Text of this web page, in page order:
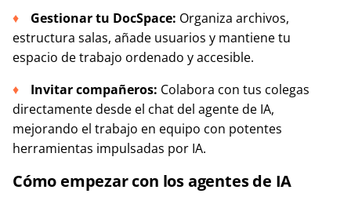
Gestionar tu DocSpace: Organiza archivos,
estructura salas, añade usuarios y mantiene tu
espacio de trabajo ordenado y accesible.
Invitar compañeros: Colabora con tus colegas
directamente desde el chat del agente de IA,
mejorando el trabajo en equipo con potentes
herramientas impulsadas por IA.
Cómo empezar con los agentes de IA